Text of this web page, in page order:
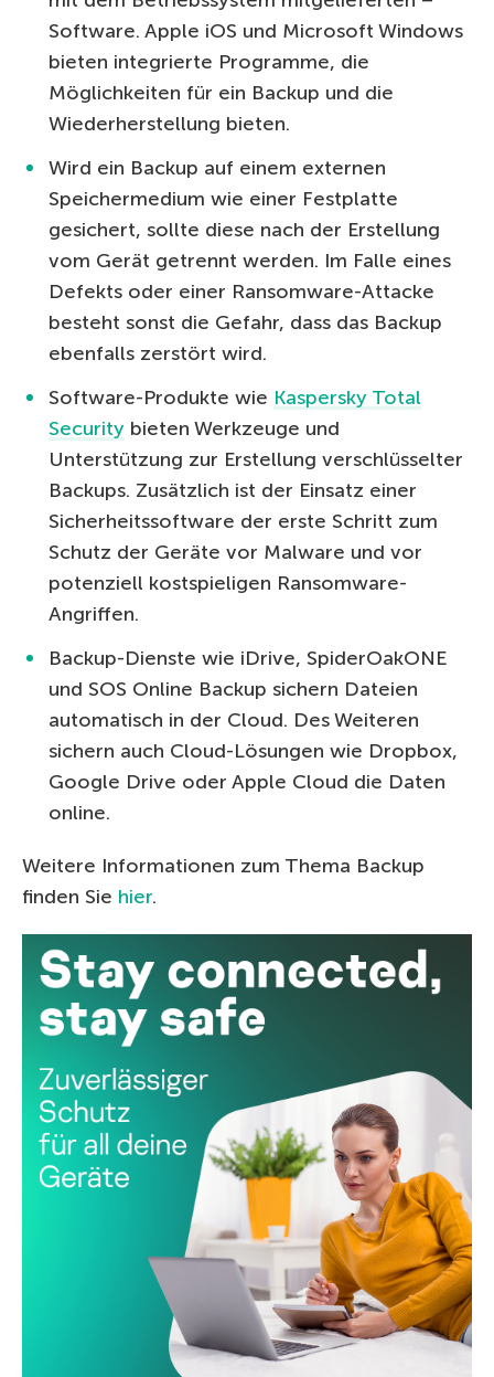
Software. Apple iOS und Microsoft Windows
bieten integrierte Programme, die
Möglichkeiten für ein Backup und die
Wiederherstellung bieten.
Wird ein Backup auf einem externen
Speichermedium wie einer Festplatte
gesichert, sollte diese nach der Erstellung
vom Gerät getrennt werden. Im Falle eines
Defekts oder einer Ransomware-Attacke
besteht sonst die Gefahr, dass das Backup
ebenfalls zerstört wird.
Software-Produkte wie Kaspersky Total
Security bieten Werkzeuge und
Unterstützung zur Erstellung verschlüsselter
Backups. Zusätzlich ist der Einsatz einer
Sicherheitssoftware der erste Schritt zum
Schutz der Geräte vor Malware und vor
potenziell kostspieligen Ransomware-
Angriffen.
Backup-Dienste wie iDrive, SpiderOakONE
und SOS Online Backup sichern Dateien
automatisch in der Cloud. Des Weiteren
sichern auch Cloud-Lösungen wie Dropbox,
Google Drive oder Apple Cloud die Daten
online.
Weitere Informationen zum Thema Backup
finden Sie hier.